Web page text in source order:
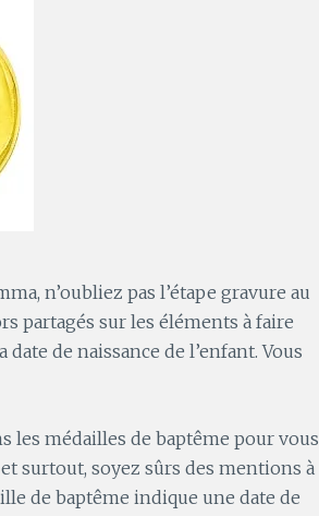
n’oubliez pas l’étape gravure au
partagés sur les éléments à faire
de naissance de l’enfant. Vous
les médailles de baptême pour vous
surtout, soyez sûrs des mentions à
de baptême indique une date de